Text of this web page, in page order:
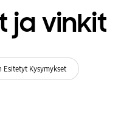
ja vinkit
Esitetyt Kysymykset